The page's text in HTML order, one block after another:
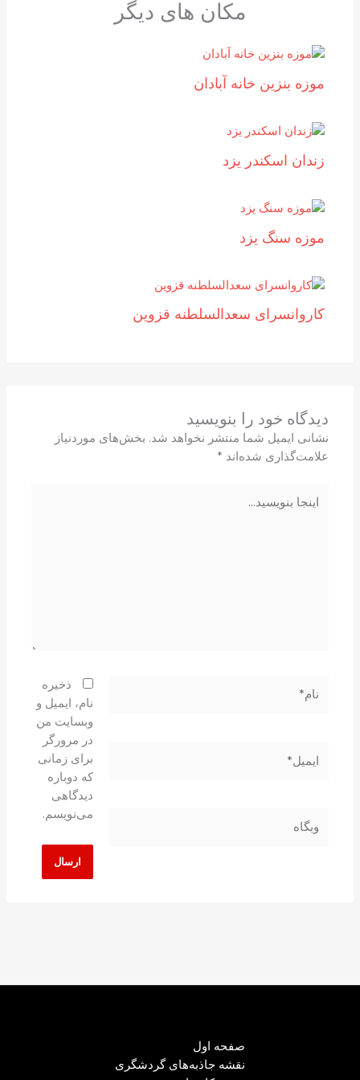
مکان های دیگر
موزه بنزين خانه آبادان
زندان اسکندر یزد
موزه سنگ یزد
کاروانسرای سعدالسلطنه قزوین
دیدگاه‌ خود را بنویسید
نشانی ایمیل شما منتشر نخواهد شد. بخش‌های موردنیاز
علامت‌گذاری شده‌اند *
بنویسید…
ذخیره
نام، ایمیل و
وبسایت من
در مرورگر
برای زمانی
که دوباره
دیدگاهی
می‌نویسم.
صفحه اول
نقشه جاذبه‌های گردشگری